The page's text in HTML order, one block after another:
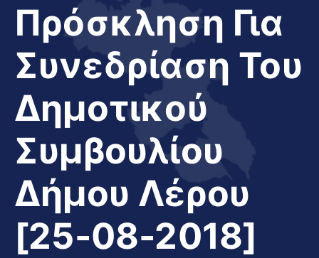
Διαφάνεια
Το
Νησί
Μας
Πρόσκληση Για
Συνεδρίαση Του
Δημοτικού
Συμβουλίου
Δήμου Λέρου
[25-08-2018]